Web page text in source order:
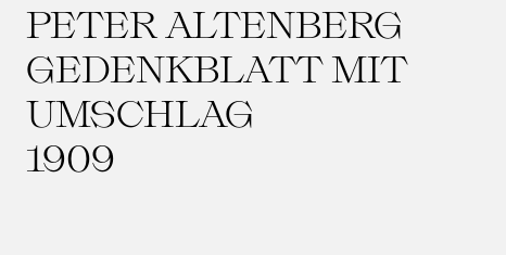
PETER ALTENBERG
GEDENKBLATT MIT
UMSCHLAG
1909